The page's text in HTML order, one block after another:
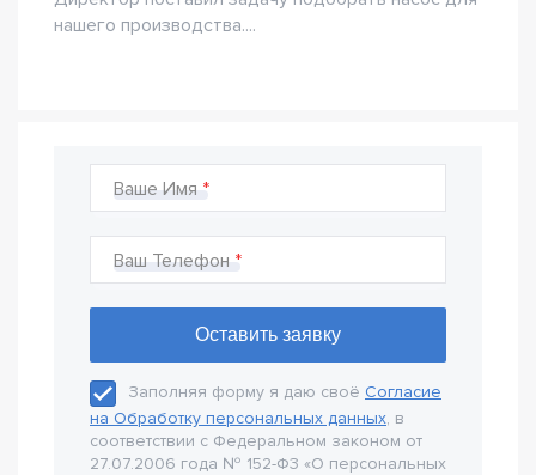
нашего производства....
Ваше Имя
Ваш Телефон
Заполняя форму я даю своё Согласие
на Обработку персональных данных, в
соответствии с Федеральном законом от
27.07.2006 года № 152-Ф3 «О персональных